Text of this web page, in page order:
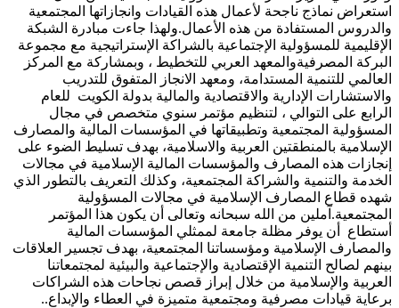
استعراض نماذج ناجحة لأعمال هذه القيادات وانجازاتها المجتمعية
والدروس المستفادة من هذه الأعمال.ولهذا جاءت مبادرة الشبكة
الإقليمية للمسؤولية الإجتماعية بالشراكة الإستراتيجية مع مجموعة
البركة المصرفيةوالمعهد العربي للتخطيط ، وبمشاركة مع المركز
العالمي للتنمية المستدامة، ومعهد الانجاز المتفوق للتدريب
والاستشارات الإدارية والاقتصادية والمالية بدولة الكويت للعام
الرابع على التوالي ، لتنظيم مؤتمر سنوي متخصص في مجال
المسؤولية المجتمعية وتطبيقاتها في المؤسسات المالية والمصارف
الإسلامية بالمنطقتين العربية والاسلامية، بهدف تسليط الضوء على
إنجازات هذه المصارف والمؤسسات المالية الإسلامية في مجالات
الخدمة والتنمية والشراكة المجتمعية، وكذلك التعريف بالتطور الذي
شهده قطاع المصارف الإسلامية في مجالات المسؤولية
المجتمعية.آملين من الله سبحانه وتعالى أن يكون هذا المؤتمر
أستطاع أن يوفر مظلة جامعة لممثلي المؤسسات المالية
والمصارف الإسلامية ومؤسساتنا المجتمعية، بهدف تجسير العلاقات
بينهم لصالح التنمية الإقتصادية والإجتماعية والبيئية لمجتمعاتنا
العربية والإسلامية من خلال إبراز قصص نجاحات هذه الشراكات
برعاية قيادات مصرفية ومجتمعية متميزة في العطاء والإبداع..